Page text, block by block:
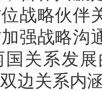
战略伙伴
强战略沟
国关系发
边关系内